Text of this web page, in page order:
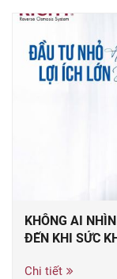
KHÔNG AI
ĐẾN KHI SỨC
Chi tiết